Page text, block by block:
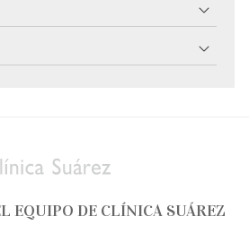
EQUIPO DE CLÍNICA SUÁREZ